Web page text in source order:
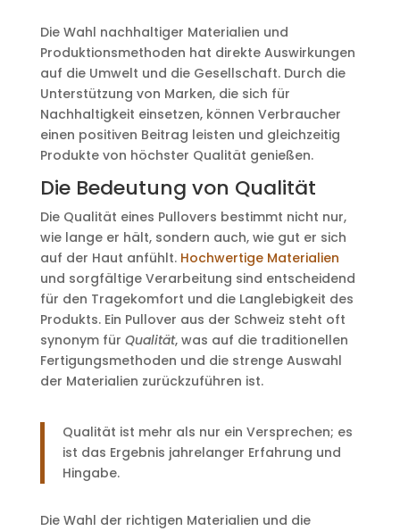
Die Wahl nachhaltiger Materialien und
Produktionsmethoden hat direkte Auswirkungen
auf die Umwelt und die Gesellschaft. Durch die
Unterstützung von Marken, die sich für
Nachhaltigkeit einsetzen, können Verbraucher
einen positiven Beitrag leisten und gleichzeitig
Produkte von höchster Qualität genießen.
Die Bedeutung von Qualität
Die Qualität eines Pullovers bestimmt nicht nur,
wie lange er hält, sondern auch, wie gut er sich
auf der Haut anfühlt. Hochwertige Materialien
und sorgfältige Verarbeitung sind entscheidend
für den Tragekomfort und die Langlebigkeit des
Produkts. Ein Pullover aus der Schweiz steht oft
synonym für Qualität, was auf die traditionellen
Fertigungsmethoden und die strenge Auswahl
der Materialien zurückzuführen ist.
Qualität ist mehr als nur ein Versprechen; es
ist das Ergebnis jahrelanger Erfahrung und
Hingabe.
Die Wahl der richtigen Materialien und die